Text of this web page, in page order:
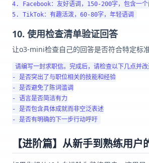
4. Facebook：友好语调，150-200字，包含一个
10. 使用检查清单验证回答
让o3-mini检查自己的回答是否符合特定标准
请编写一封求职信。完成后，请检查以下几点并改
- 是否突出了与职位相关的技能和经验
- 是否避免了陈词滥调
- 语言是否简洁有力
- 是否包含具体成就而非空泛表述
【进阶篇】从新手到熟练用户